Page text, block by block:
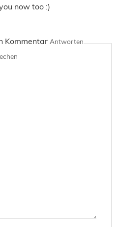
now too :)
Kommentar Antworten